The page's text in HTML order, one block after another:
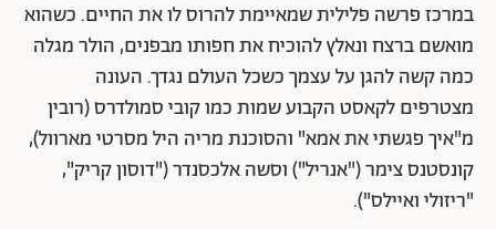
במרכז פרשה פלילית שמאיימת להרוס לו את החיים. כשהוא
מואשם ברצח ונאלץ להוכיח את חפותו מבפנים, הולר מגלה
כמה קשה להגן על עצמך כשכל העולם נגדך. העונה
מצטרפים לקאסט הקבוע שמות כמו קובי סמולדרס (רובין
מ"איך פגשתי את אמא" והסוכנת מריה היל מסרטי מארוול),
קונסטנס צימר ("אנריל") וסשה אלכסנדר ("דוסון קריק",
"ריזולי ואיילס").